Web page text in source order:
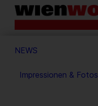
Barrierefreie
Bedienung
Webseite
NEWS
Impressionen & Fotos